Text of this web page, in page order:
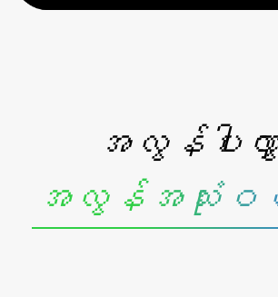
အလွန်ပါးလွှာ
အလွန်အသုံး